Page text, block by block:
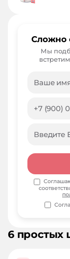
6 простых
Сложно
Мы